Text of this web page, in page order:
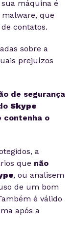
máquina é
que
contatos.
sobre a
prejuízos
de segurança
Skype
contenha o
a
que não
, ou analisem
de um bom
é válido
após a